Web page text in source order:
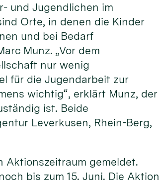
und Jugendlichen im
Orte, in denen die Kinder
und bei Bedarf
Munz. „Vor dem
nur wenig
für die Jugendarbeit zur
wichtig“, erklärt Munz, der
ist. Beide
Leverkusen, Rhein-Berg,
gemeldet.
bis zum 15. Juni. Die Aktion